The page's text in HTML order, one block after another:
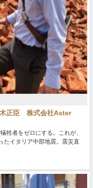
木正臣 株式会社Aster
牲者をゼロにする。これが、
たイタリア中部地震。震災直